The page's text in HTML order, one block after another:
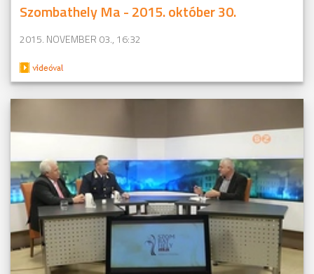
Szombathely Ma - 2015. október 30.
2015. NOVEMBER 03., 16:32